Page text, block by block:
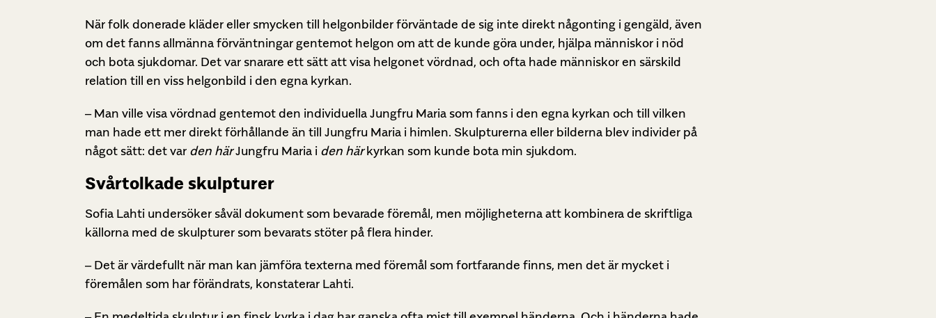
När folk donerade kläder eller smycken till helgonbilder förväntade de sig inte direkt någonting i gengäld, även
om det fanns allmänna förväntningar gentemot helgon om att de kunde göra under, hjälpa människor i nöd
och bota sjukdomar. Det var snarare ett sätt att visa helgonet vördnad, och ofta hade människor en särskild
relation till en viss helgonbild i den egna kyrkan.
– Man ville visa vördnad gentemot den individuella Jungfru Maria som fanns i den egna kyrkan och till vilken
man hade ett mer direkt förhållande än till Jungfru Maria i himlen. Skulpturerna eller bilderna blev individer på
något sätt: det var den härJungfru Maria i den härkyrkan som kunde bota min sjukdom.
Svårtolkade skulpturer
Sofia Lahti undersöker såväl dokument som bevarade föremål, men möjligheterna att kombinera de skriftliga
källorna med de skulpturer som bevarats stöter på flera hinder.
– Det är värdefullt när man kan jämföra texterna med föremål som fortfarande finns, men det är mycket i
föremålen som har förändrats, konstaterar Lahti.